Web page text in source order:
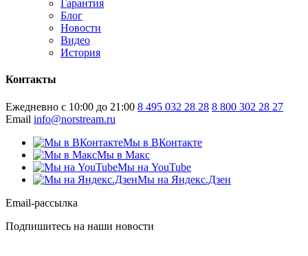
Гарантия
Блог
Новости
Видео
История
Контакты
Ежедневно с 10:00 до 21:00 8 495 032 28 28 8 800 302 28 27
Email info@norstream.ru
Мы в ВКонтакте
Мы в Макс
Мы на YouTube
Мы на Яндекс.Дзен
Email-рассылка
Подпишитесь на наши новости